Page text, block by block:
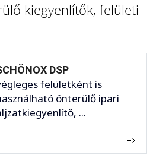
kiegyenlítők, felületi
DSP
felületként is
önterülő ipari
...